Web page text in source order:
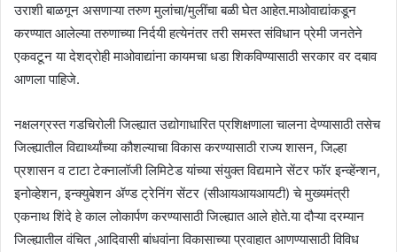
उराशी बाळगून असणाऱ्या तरुण मुलांचा/मुलींचा बळी घेत आहेत.माओवाद्यांकडून
करण्यात आलेल्या तरुणाच्या निर्दयी हत्येनंतर तरी समस्त संविधान प्रेमी जनतेने
एकवटून या देशद्रोही माओवाद्यांना कायमचा धडा शिकविण्यासाठी सरकार वर दबाव
आणला पाहिजे.
नक्षलग्रस्त गडचिरोली जिल्ह्यात उद्योगाधारित प्रशिक्षणाला चालना देण्यासाठी तसेच
जिल्ह्यातील विद्यार्थ्यांच्या कौशल्याचा विकास करण्यासाठी राज्य शासन, जिल्हा
प्रशासन व टाटा टेक्नालॉजी लिमिटेड यांच्या संयुक्त विद्यमाने सेंटर फॉर इन्व्हेंन्शन,
इनोव्हेशन, इन्क्युबेशन ॲण्ड ट्रेनिंग सेंटर (सीआयआयआयटी) चे मुख्यमंत्री
एकनाथ शिंदे हे काल लोकार्पण करण्यासाठी जिल्ह्यात आले होते.या दौऱ्या दरम्यान
जिल्ह्यातील वंचित ,आदिवासी बांधवांना विकासाच्या प्रवाहात आणण्यासाठी विविध